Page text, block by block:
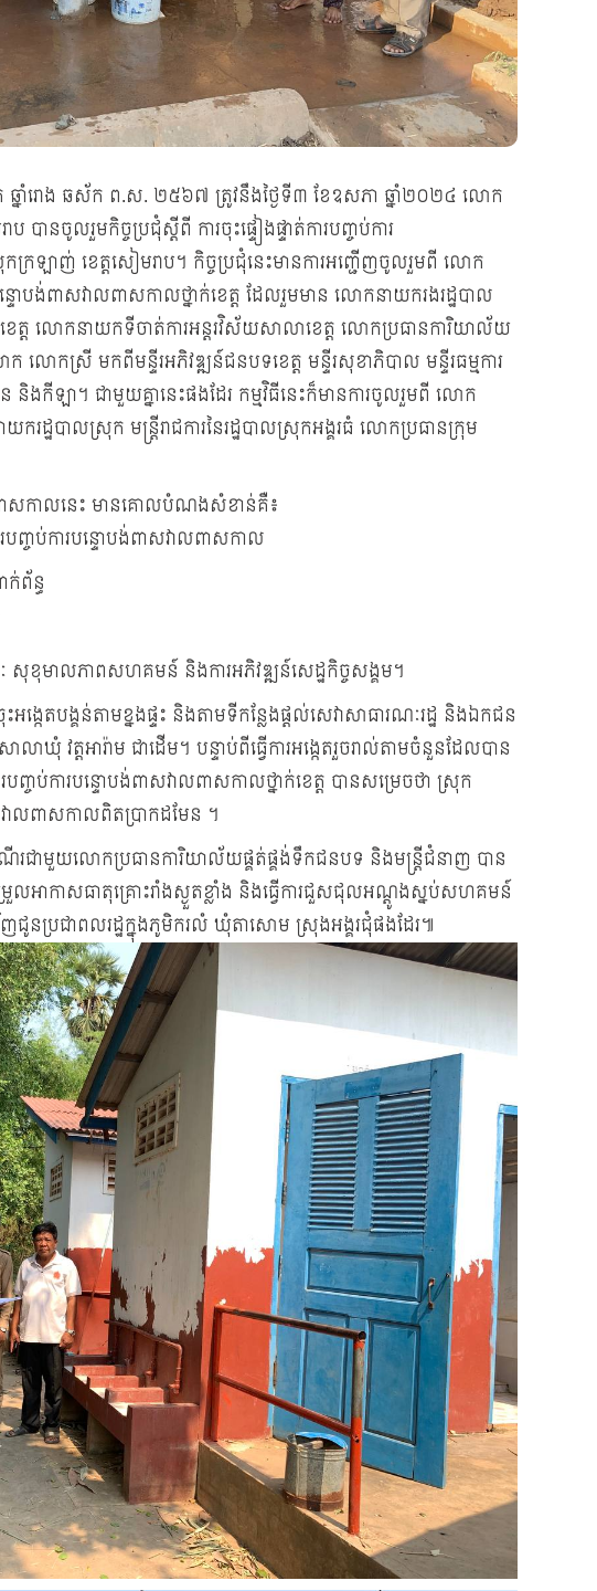
រ ឆ្នាំរោង ឆស័ក ព.ស. ២៥៦៧ ត្រូវនឹងថ្ងៃទី៣ ខែឧសភា ឆ្នាំ២០២៤ លោក
បានចូលរួមកិច្ចប្រជុំស្តីពី ការចុះផ្ទៀងផ្ទាត់ការបញ្ចប់ការ
ក្រឡាញ់ ខេត្តសៀមរាប។ កិច្ចប្រជុំនេះមានការអញ្ជើញចូលរួមពី លោក
ន្ទោបង់ពាសវាលពាសកាលថ្នាក់ខេត្ត ដែលរួមមាន លោកនាយករងរដ្ឋបាល
ត្ត លោកនាយកទីចាត់ការអន្តរវិស័យសាលាខេត្ត លោកប្រធានការិយាល័យ
លោកស្រី មកពីមន្ទីរអភិវឌ្ឍន៍ជនបទខេត្ត មន្ទីរសុខាភិបាល មន្ទីរធម្មការ
និងកីឡា។ ជាមួយគ្នានេះផងដែរ កម្មវិធីនេះក៏មានការចូលរួមពី លោក
បាលស្រុក មន្ត្រីរាជការនៃរដ្ឋបាលស្រុកអង្គរធំ លោកប្រធានក្រុម
លពាសកាលនេះ មានគោលបំណងសំខាន់គឺ៖
របញ្ចប់ការបន្ទោបង់ពាសវាលពាសកាល
ព័ន្ធ
មាលភាពសហគមន៍ និងការអភិវឌ្ឍន៍សេដ្ឋកិច្ចសង្គម។
អង្កេតបង្គន់តាមខ្នងផ្ទះ និងតាមទីកន្លែងផ្តល់សេវាសាធារណៈរដ្ឋ និងឯកជន
វត្តអារ៉ាម ជាដើម។ បន្ទាប់ពីធ្វើការអង្កេតរួចរាល់តាមចំនួនដែលបាន
ញ្ចប់ការបន្ទោបង់ពាសវាលពាសកាលថ្នាក់ខេត្ត បានសម្រេចថា ស្រុក
លពាសកាលពិតប្រាកដមែន ។
ជាមួយលោកប្រធានការិយាល័យផ្គត់ផ្គង់ទឹកជនបទ និងមន្រ្តីជំនាញ បាន
លអាកាសធាតុគ្រោះរាំងស្ងួតខ្លាំង និងធ្វើការជួសជុលអណ្តូងស្នប់សហគមន៍
ជូនប្រជាពលរដ្ឋក្នុងភូមិករលំ ឃុំតាសោម ស្រុងអង្គរជុំផងដែរ៕